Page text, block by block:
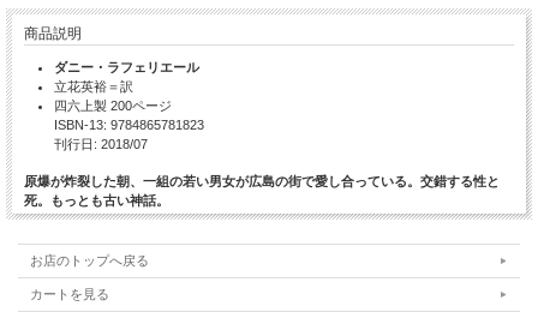
商品説明
ダニー・ラフェリエール
立花英裕＝訳
四六上製 200ページ
ISBN-13: 9784865781823
刊行日: 2018/07
原爆が炸裂した朝、一組の若い男女が広島の街で愛し合っている。交錯する性と
死。もっとも古い神話。
種、エロス、そして死を鮮烈にスケッチする、俳句的ポエジー。
破天荒な話題作を続々と発表し、アカデミー・フランセーズ会員にも選ばれたハイ
チ出身のケベック在住作家による邦訳最新刊。
お店のトップへ戻る
カートを見る